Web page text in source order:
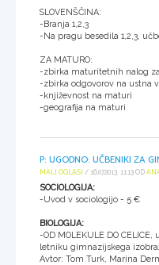
SLOVENŠČINA:
-Branja 1,2,3
-Na pragu besedila 1,2,3,
ZA MATURO:
-zbirka maturitetnih nalog
-zbirka odgovorov na ustna
-književnost na maturi
-geografija na maturi
P: UGODNO: UČBENIKI ZA
MALI OGLASI / 16.07.2013, 11:13 OD
SOCIOLOGIJA:
-Uvod v sociologijo - 5 €
BIOLOGIJA:
-OD MOLEKULE DO
letniku gimnazijskega
Avtor: Tom Turk, Marina